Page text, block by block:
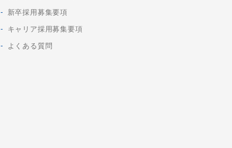
新卒採用募集要項
キャリア採用募集要項
よくある質問